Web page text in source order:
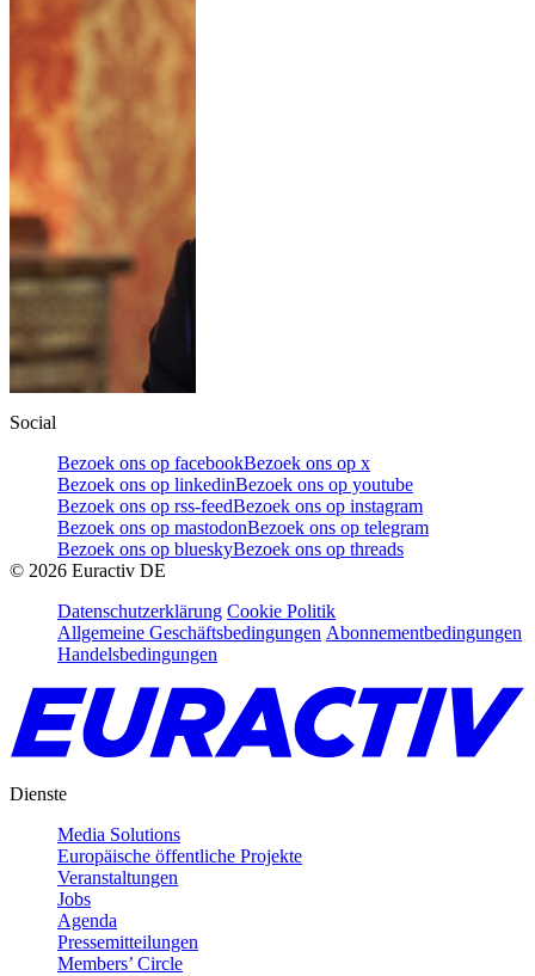
Social
Bezoek ons op facebookBezoek ons op x
Bezoek ons op linkedinBezoek ons op youtube
Bezoek ons op rss-feedBezoek ons op instagram
Bezoek ons op mastodonBezoek ons op telegram
Bezoek ons op blueskyBezoek ons op threads
© 2026 Euractiv DE
Datenschutzerklärung Cookie Politik
Allgemeine Geschäftsbedingungen Abonnementbedingungen
Handelsbedingungen
Dienste
Media Solutions
Europäische öffentliche Projekte
Veranstaltungen
Jobs
Agenda
Pressemitteilungen
Members’ Circle